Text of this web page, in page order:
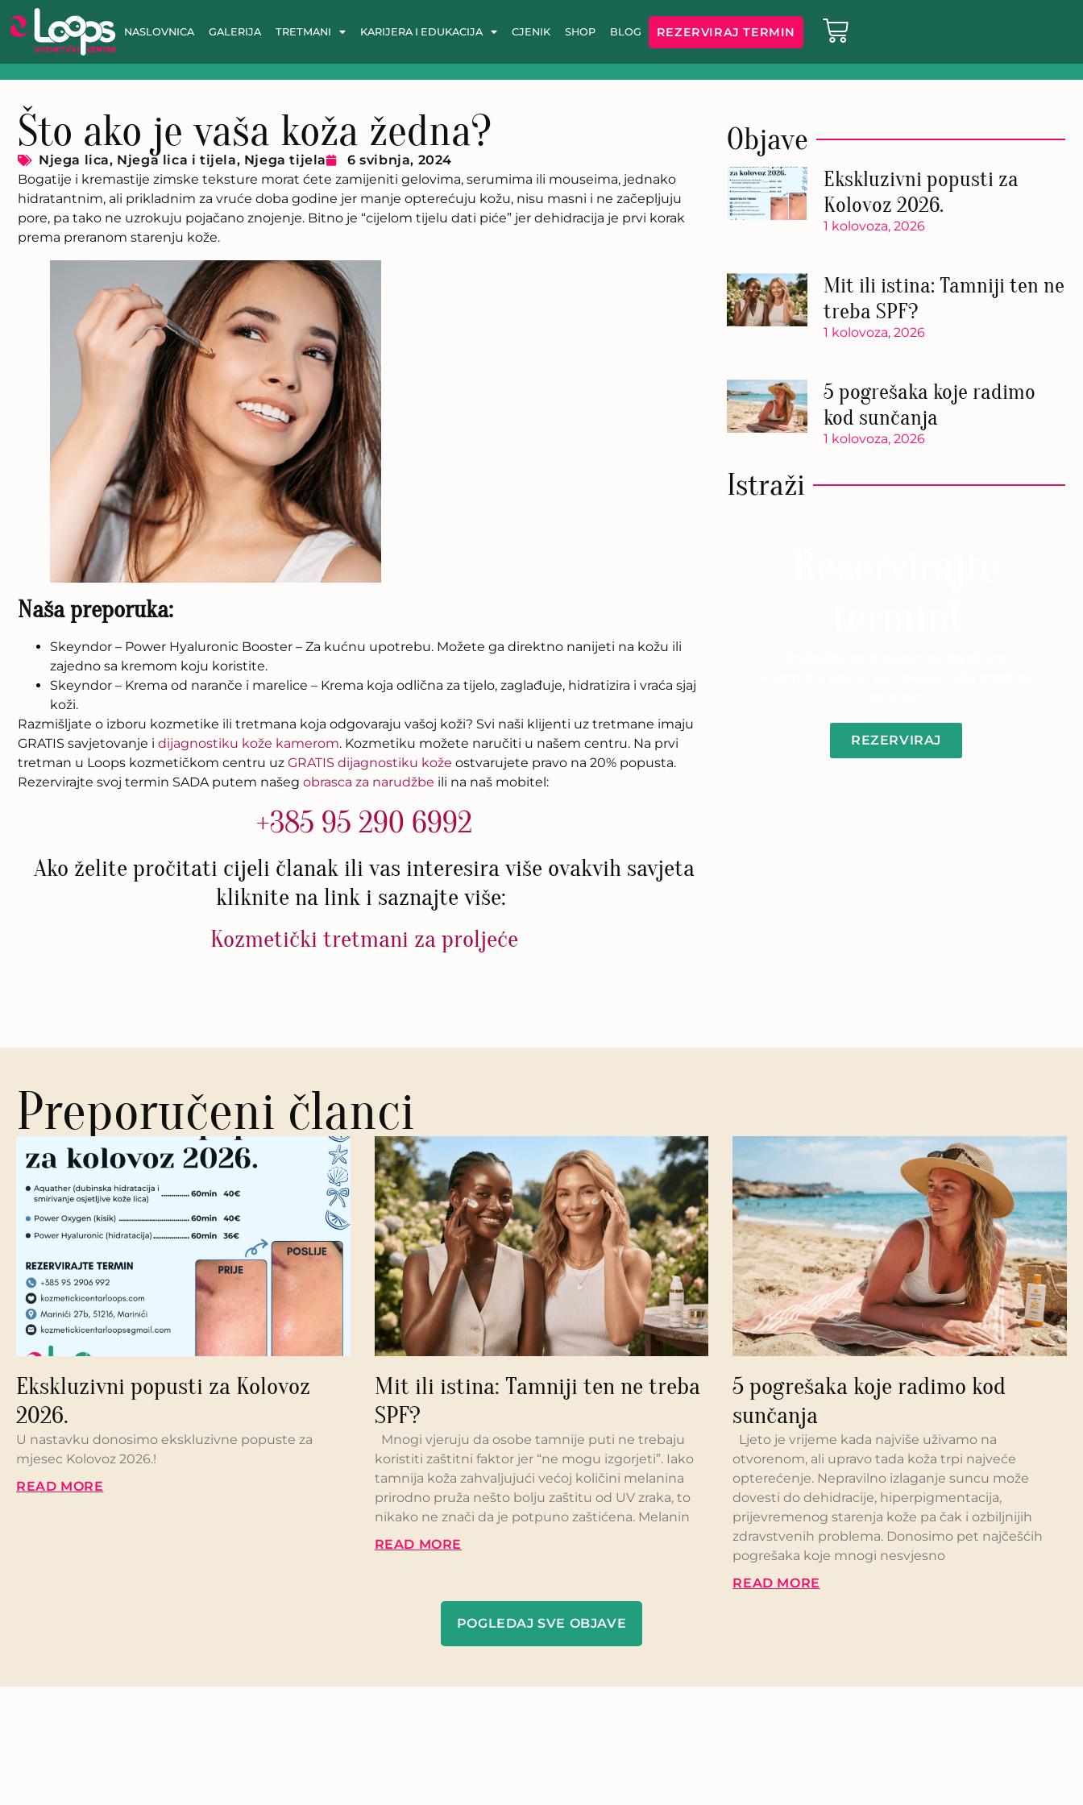
NASLOVNICA GALERIJA TRETMANI KARIJERA I EDUKACIJA CJENIK SHOP BLOG REZERVIRAJ TERMIN
Što ako je vaša koža žedna?
Njega lica, Njega lica i tijela, Njega tijela
6 svibnja, 2024
Bogatije i kremastije zimske teksture morat ćete zamijeniti gelovima, serumima ili mouseima, jednako
hidratantnim, ali prikladnim za vruće doba godine jer manje opterećuju kožu, nisu masni i ne začepljuju
pore, pa tako ne uzrokuju pojačano znojenje. Bitno je “cijelom tijelu dati piće” jer dehidracija je prvi korak
prema preranom starenju kože.
Naša preporuka:
Skeyndor – Power Hyaluronic Booster – Za kućnu upotrebu. Možete ga direktno nanijeti na kožu ili
zajedno sa kremom koju koristite.
Skeyndor – Krema od naranče i marelice – Krema koja odlična za tijelo, zaglađuje, hidratizira i vraća sjaj
koži.
Razmišljate o izboru kozmetike ili tretmana koja odgovaraju vašoj koži? Svi naši klijenti uz tretmane imaju
GRATIS savjetovanje i dijagnostiku kože kamerom. Kozmetiku možete naručiti u našem centru. Na prvi
tretman u Loops kozmetičkom centru uz GRATIS dijagnostiku kože ostvarujete pravo na 20% popusta.
Rezervirajte svoj termin SADA putem našeg obrasca za narudžbe ili na naš mobitel:
+385 95 290 6992
Ako želite pročitati cijeli članak ili vas interesira više ovakvih savjeta
kliknite na link i saznajte više:
Kozmetički tretmani za proljeće
Objave
Ekskluzivni popusti za
Kolovoz 2026.
1 kolovoza, 2026
Mit ili istina: Tamniji ten ne
treba SPF?
1 kolovoza, 2026
5 pogrešaka koje radimo
kod sunčanja
1 kolovoza, 2026
Istraži
REZERVIRAJ
Preporučeni članci
Ekskluzivni popusti za Kolovoz
2026.
U nastavku donosimo ekskluzivne popuste za
mjesec Kolovoz 2026.!
READ MORE
Mit ili istina: Tamniji ten ne treba
SPF?
Mnogi vjeruju da osobe tamnije puti ne trebaju
koristiti zaštitni faktor jer “ne mogu izgorjeti”. Iako
tamnija koža zahvaljujući većoj količini melanina
prirodno pruža nešto bolju zaštitu od UV zraka, to
nikako ne znači da je potpuno zaštićena. Melanin
READ MORE
5 pogrešaka koje radimo kod
sunčanja
Ljeto je vrijeme kada najviše uživamo na
otvorenom, ali upravo tada koža trpi najveće
opterećenje. Nepravilno izlaganje suncu može
dovesti do dehidracije, hiperpigmentacija,
prijevremenog starenja kože pa čak i ozbiljnijih
zdravstvenih problema. Donosimo pet najčešćih
pogrešaka koje mnogi nesvjesno
READ MORE
POGLEDAJ SVE OBJAVE